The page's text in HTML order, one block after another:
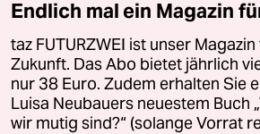
Endlich mal ein Magazin
taz FUTURZWEI ist unser
Zukunft. Das Abo bietet jährlich
nur 38 Euro. Zudem erhalten Sie
Luisa Neubauers neuestem Buch
wir mutig sind?“ (solange Vorrat